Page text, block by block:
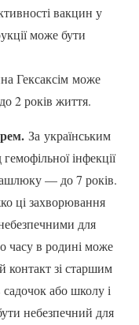
вакцин у
може бути
Гексаксім може
2 років життя.
За українським
інфекції
— до 7 років.
ці захворювання
для
часу в родині може
контакт зі старшим
або школу і
небезпечний для